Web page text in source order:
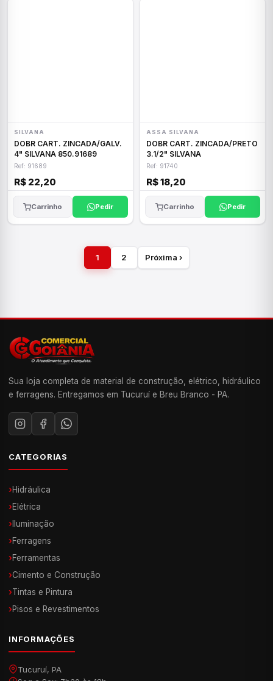
SILVANA
DOBR CART. ZINCADA/GALV.
4" SILVANA 850.91689
Ref: 91689
R$ 22,20
Carrinho Pedir
ASSA SILVANA
DOBR CART. ZINCADA/PRETO
3.1/2" SILVANA
Ref: 91740
R$ 18,20
Carrinho Pedir
1 2 Próxima ›
Sua loja completa de material de construção, elétrico, hidráulico
e ferragens. Entregamos em Tucuruí e Breu Branco - PA.
CATEGORIAS
›Hidráulica
›Elétrica
› Iluminação
›Ferragens
›Ferramentas
›Cimento e Construção
›Tintas e Pintura
›Pisos e Revestimentos
INFORMAÇÕES
Tucuruí, PA